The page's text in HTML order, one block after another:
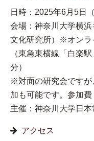
日時：2025年6月5日
会場：神奈川大学横
文化研究所）※オンラ
（東急東横線「白楽
分）
※対面の研究会ですが
加も可能です。参加費
主催：神奈川大学日
アクセス